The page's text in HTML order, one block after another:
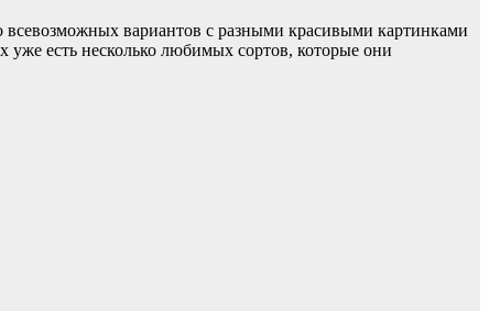
всевозможных вариантов с разными красивыми картинками
уже есть несколько любимых сортов, которые они